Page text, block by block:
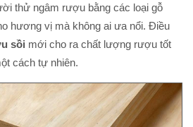
thử ngâm rượu bằng các loại gỗ
hương vị mà không ai ưa nổi. Điều
sồi mới cho ra chất lượng rượu tốt
cách tự nhiên.